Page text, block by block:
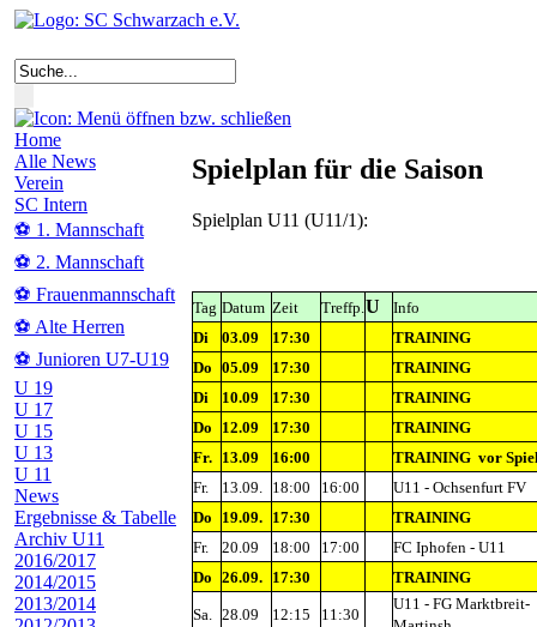
Home
Alle News
Verein
SC Intern
⚽ 1. Mannschaft
⚽ 2. Mannschaft
⚽ Frauenmannschaft
⚽ Alte Herren
⚽ Junioren U7-U19
U 19
U 17
U 15
U 13
U 11
News
Ergebnisse & Tabelle
Archiv U11
2016/2017
2014/2015
2013/2014
Spielplan für die Saison
Spielplan U11 (U11/1):
Tag Datum Zeit Treffp. U
Info
Di
03.09 17:30
TRAINING
Do 05.09 17:30
TRAINING
Di
10.09 17:30
TRAINING
Do
12.09 17:30
TRAINING
Fr. 13.09 16:00 TRAINING vor
Fr.
13.09. 18:00 16:00
U11 - Ochsenfurt FV
Do
19.09. 17:30
TRAINING
Fr.
20.09 18:00 17:00
FC Iphofen - U11
Do 26.09. 17:30 TRAINING
Sa. 28.09 12:15 11:30
U11 - FG Marktbreit-